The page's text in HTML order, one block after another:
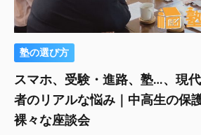
塾の選び方
スマホ、受験・進路、塾…、現
者のリアルな悩み｜中高生の保
裸々な座談会